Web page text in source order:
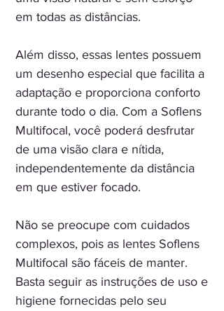
em todas as distâncias.
Além disso, essas lentes possuem
um desenho especial que facilita a
adaptação e proporciona conforto
durante todo o dia. Com a Soflens
Multifocal, você poderá desfrutar
de uma visão clara e nítida,
independentemente da distância
em que estiver focado.
Não se preocupe com cuidados
complexos, pois as lentes Soflens
Multifocal são fáceis de manter.
Basta seguir as instruções de uso e
higiene fornecidas pelo seu